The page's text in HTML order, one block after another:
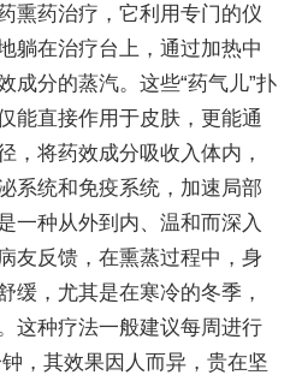
熏药治疗，它利用专门的仪
躺在治疗台上，通过加热中
成分的蒸汽。这些“药气儿”扑
能直接作用于皮肤，更能通
，将药效成分吸收入体内，
系统和免疫系统，加速局部
一种从外到内、温和而深入
友反馈，在熏蒸过程中，身
缓，尤其是在寒冷的冬季，
这种疗法一般建议每周进行
，其效果因人而异，贵在坚